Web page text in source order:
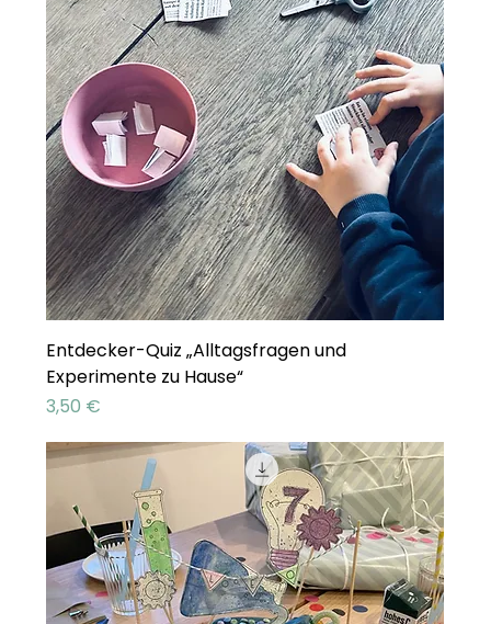
Entdecker-Quiz „Alltagsfragen und
Experimente zu Hause“
Preis
3,50 €